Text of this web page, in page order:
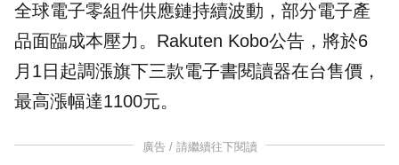
全球電子零組件供應鏈持續波動，部分電子產
品面臨成本壓力。Rakuten Kobo公告，將於6
月1日起調漲旗下三款電子書閱讀器在台售價 ，
最高漲幅達1100元。
廣告 / 請繼續往下閱讀